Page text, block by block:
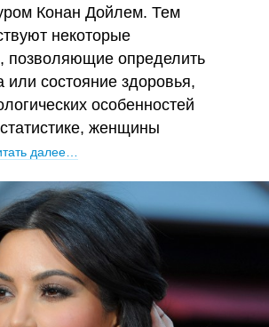
Конан Дойлем. Тем
некоторые
позволяющие определить
или состояние здоровья,
особенностей
женщины
далее…